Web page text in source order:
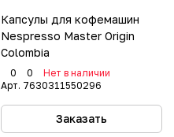
Капсулы для кофемашин
Nespresso Master Origin
Colombia
0 0
Нет в наличии
Арт. 7630311550296
Заказать